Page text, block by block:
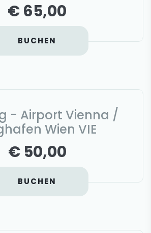
€ 65,00
BUCHEN
- Airport Vienna /
Wien VIE
€ 50,00
BUCHEN